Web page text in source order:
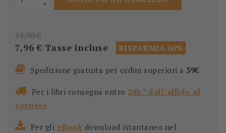
19,90 €
7,96 € Tasse incluse RISPARMIA 60%
Spedizione gratuita per ordini superiori a 39€
Per i libri consegna entro 24h * dall’affido al
corriere
Per gli eBook download istantaneo nel